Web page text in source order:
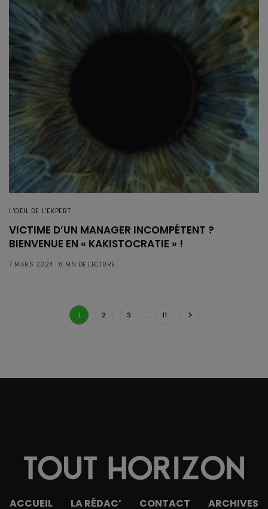
L'OEIL DE L'EXPERT
VICTIME D’UN MANAGER INCOMPÉTENT ?
BIENVENUE EN « KAKISTOCRATIE » !
7 MARS 2024 6 MN DE LECTURE
1 2 3 … 11
ACCUEIL LA RÉDAC’ CONTACT ARCHIVES